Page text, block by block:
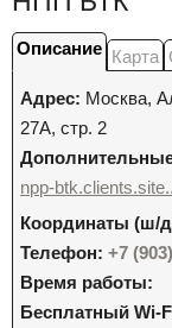
Описание Карта
Адрес: Москва,
27А, стр. 2
npp-
Координаты (ш/
Телефон: +7
Время работы:
Бесплатный Wi-